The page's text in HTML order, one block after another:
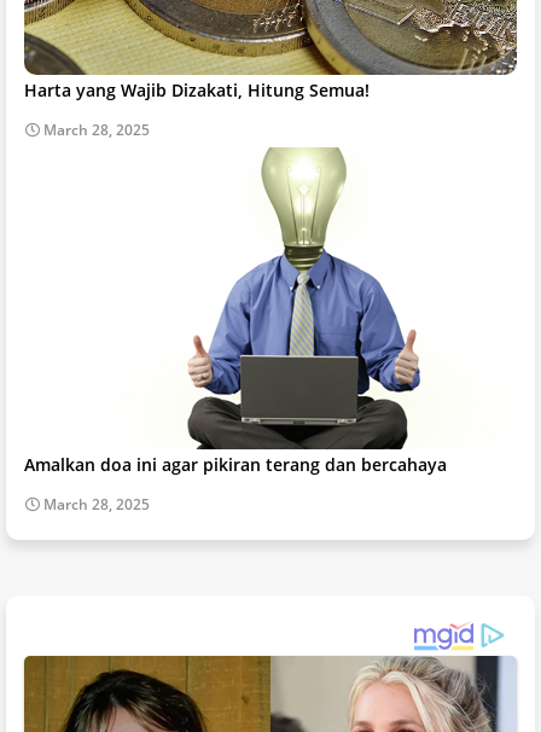
Harta yang Wajib Dizakati, Hitung Semua!
March 28, 2025
Amalkan doa ini agar pikiran terang dan bercahaya
March 28, 2025